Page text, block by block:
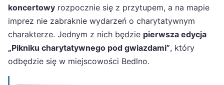
koncertowy rozpocznie się z przytupem, a na mapie
imprez nie zabraknie wydarzeń o charytatywnym
charakterze. Jednym z nich będzie pierwsza edycja
„Pikniku charytatywnego pod gwiazdami”, który
odbędzie się w miejscowości Bedlno.